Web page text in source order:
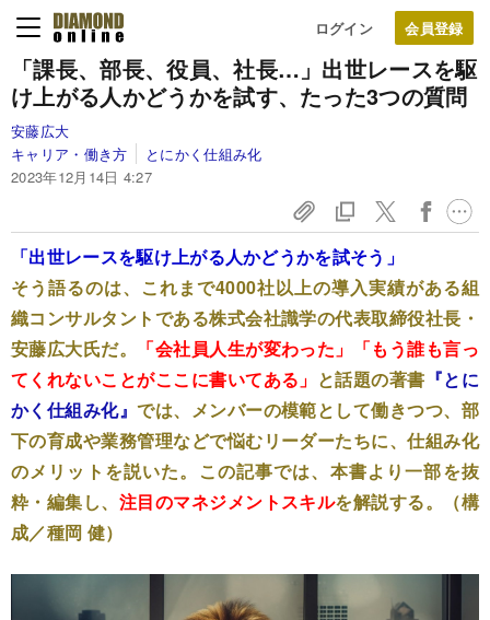
ログイン
「課長、部長、役員、社長…」出世レースを駆
け上がる人かどうかを試す、たった3つの質問
安藤広大
キャリア・働き方
とにかく仕組み化
2023年12月14日 4:27
「出世レースを駆け上がる人かどうかを試そう」
そう語るのは、これまで4000社以上の導入実績がある組
織コンサルタントである株式会社識学の代表取締役社長・
安藤広大氏だ。
「会社員人生が変わった」「もう誰も言っ
てくれないことがここに書いてある」 と話題の著書 『とに
かく仕組み化』では、メンバーの模範として働きつつ、部
下の育成や業務管理などで悩むリーダーたちに、仕組み化
のメリットを説いた。この記事では、本書より一部を抜
粋・編集し、 注目のマネジメントスキルを解説する。（構
成／種岡 健）